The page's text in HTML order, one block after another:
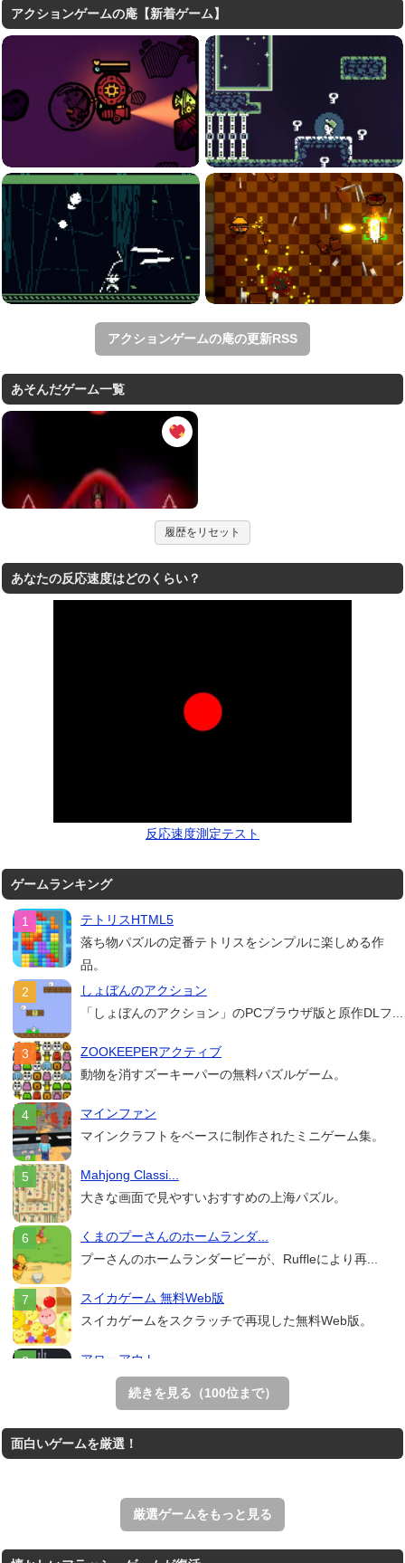
アクションゲームの庵【新着ゲーム】
アクションゲームの庵の更新RSS
あそんだゲーム一覧
履歴をリセット
あなたの反応速度はどのくらい？
反応速度測定テスト
ゲームランキング
テトリスHTML5
落ち物パズルの定番テトリスをシンプルに楽しめる作
品。
しょぼんのアクション
「しょぼんのアクション」のPCブラウザ版と原作DLフ...
ZOOKEEPERアクティブ
動物を消すズーキーパーの無料パズルゲーム。
マインファン
マインクラフトをベースに制作されたミニゲーム集。
Mahjong Classi...
大きな画面で見やすいおすすめの上海パズル。
くまのプーさんのホームランダ...
プーさんのホームランダービーが、Ruffleにより再...
スイカゲーム 無料Web版
スイカゲームをスクラッチで再現した無料Web版。
アローアウト
すべての矢印を画面外へ導くパズルゲーム。
ホールを巨大に育成する落とし穴ゲーム。
王国を構築していく放置系のシミュレーションゲーム。
続きを見る（100位まで）
面白いゲームを厳選！
厳選ゲームをもっと見る